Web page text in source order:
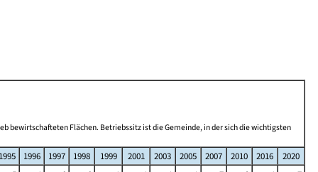
bewirtschafteten Flächen. Betriebssitz ist die Gemeinde, in der sich die wichtigsten
1995 1996 1997 1998 1999 2001 2003 2005 2007 2010 2016
2020